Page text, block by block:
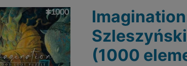
(1000